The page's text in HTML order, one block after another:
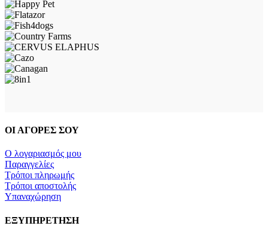
ΟΙ ΑΓΟΡΕΣ ΣΟΥ
Ο λογαριασμός μου
Παραγγελίες
Τρόποι πληρωμής
Τρόποι αποστολής
Υπαναχώρηση
ΕΞΥΠΗΡΕΤΗΣΗ